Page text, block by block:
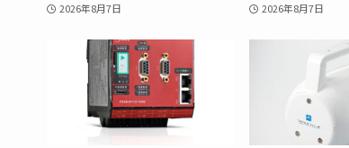
2026年8月7日 2026年8月7日